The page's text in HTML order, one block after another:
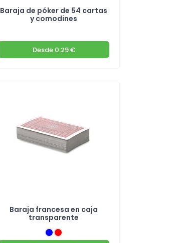
Baraja de póker de 54 cartas
y comodines
Desde0.29 €
Baraja francesa en caja
transparente